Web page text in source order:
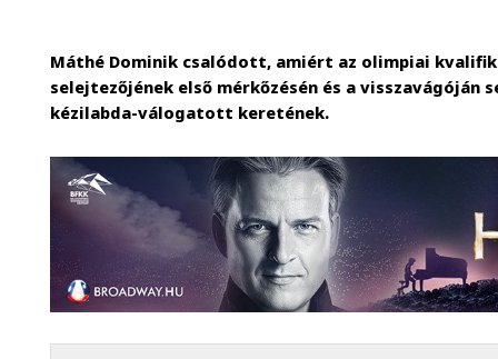
Máthé Dominik csalódott, amiért az olimpiai
selejtezőjének első mérkőzésén és a
kézilabda-válogatott keretének.